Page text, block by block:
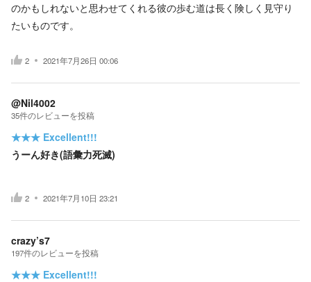
のかもしれないと思わせてくれる彼の歩む道は長く険しく見守り
たいものです。
2 2021年7月26日 00:06
@Nil4002
35件のレビューを投稿
★★★ Excellent!!!
うーん好き(語彙力死滅)
2 2021年7月10日 23:21
crazy’s7
197件のレビューを投稿
★★★ Excellent!!!